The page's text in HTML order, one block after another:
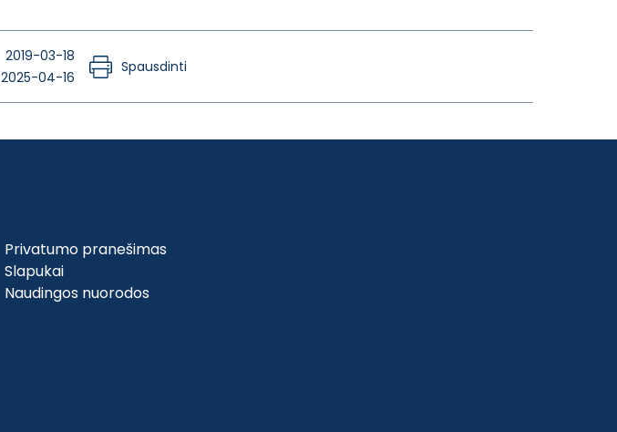
2019-03-18
2025-04-16
Spausdinti
Privatumo pranešimas
Slapukai
Naudingos nuorodos